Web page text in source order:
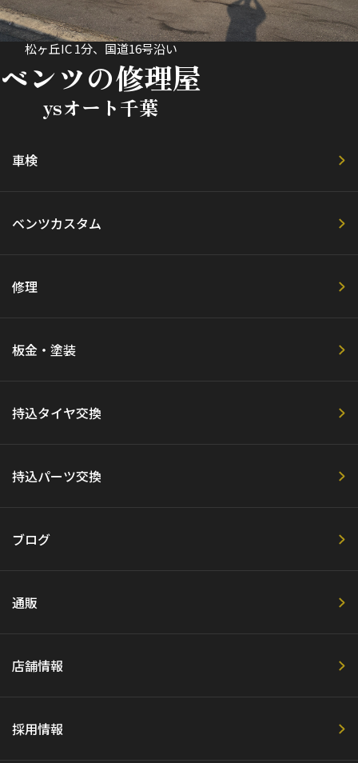
松ヶ丘IC 1分、国道16号沿い
ベンツの修理屋
ysオート千葉
車検
ベンツカスタム
修理
板金・塗装
持込タイヤ交換
持込パーツ交換
ブログ
通販
店舗情報
採用情報